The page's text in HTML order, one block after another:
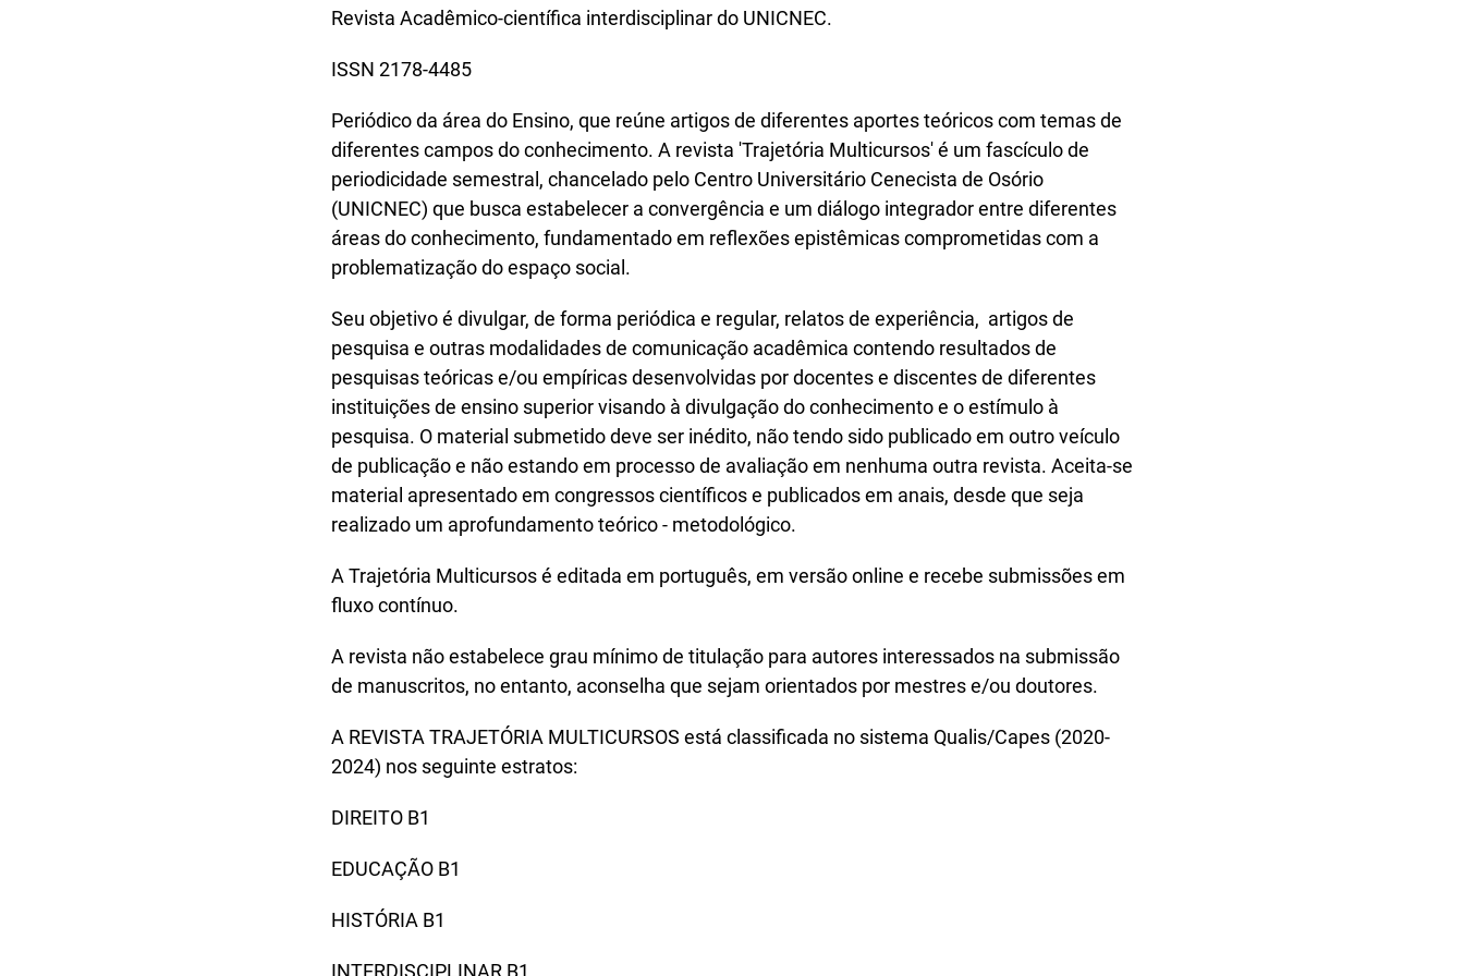
Revista Acadêmico-científica interdisciplinar do UNICNEC.
ISSN 2178-4485
Periódico da área do Ensino, que reúne artigos de diferentes aportes teóricos com temas de
diferentes campos do conhecimento. A revista 'Trajetória Multicursos' é um fascículo de
periodicidade semestral, chancelado pelo Centro Universitário Cenecista de Osório
(UNICNEC) que busca estabelecer a convergência e um diálogo integrador entre diferentes
áreas do conhecimento, fundamentado em reflexões epistêmicas comprometidas com a
problematização do espaço social.
Seu objetivo é divulgar, de forma periódica e regular, relatos de experiência, artigos de
pesquisa e outras modalidades de comunicação acadêmica contendo resultados de
pesquisas teóricas e/ou empíricas desenvolvidas por docentes e discentes de diferentes
instituições de ensino superior visando à divulgação do conhecimento e o estímulo à
pesquisa. O material submetido deve ser inédito, não tendo sido publicado em outro veículo
de publicação e não estando em processo de avaliação em nenhuma outra revista. Aceita-se
material apresentado em congressos científicos e publicados em anais, desde que seja
realizado um aprofundamento teórico - metodológico.
A Trajetória Multicursos é editada em português, em versão online e recebe submissões em
fluxo contínuo.
A revista não estabelece grau mínimo de titulação para autores interessados na submissão
de manuscritos, no entanto, aconselha que sejam orientados por mestres e/ou doutores.
A REVISTA TRAJETÓRIA MULTICURSOS está classificada no sistema Qualis/Capes (2020-
2024) nos seguinte estratos:
DIREITO B1
EDUCAÇÃO B1
HISTÓRIA B1